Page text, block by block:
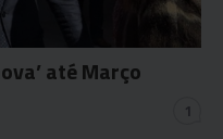
até Março
1